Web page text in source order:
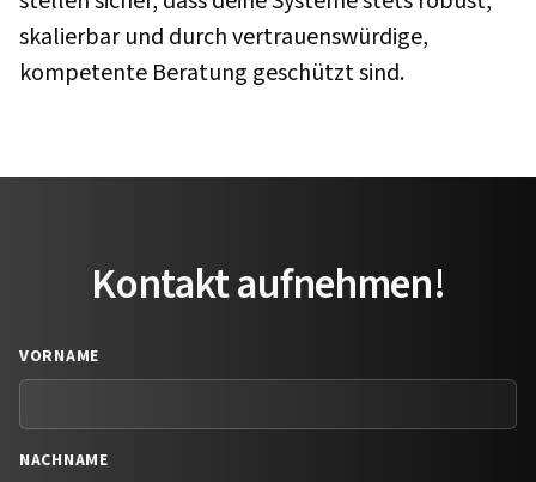
skalierbar und durch vertrauenswürdige,
kompetente Beratung geschützt sind.
Kontakt aufnehmen!
VORNAME
NACHNAME